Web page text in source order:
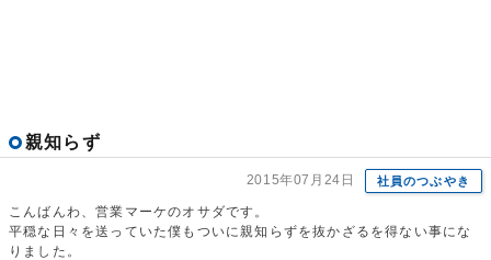
親知らず
2015年07月24日 社員のつぶやき
こんばんわ、営業マーケのオサダです。
平穏な日々を送っていた僕もついに親知らずを抜かざるを得ない事にな
りました。